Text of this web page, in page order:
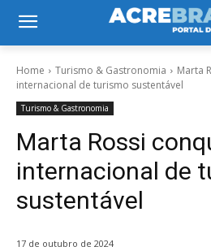
Home Turismo & Gastronomia
Marta
internacional de turismo sustentável
Turismo & Gastronomia
Marta Rossi
internacional de
sustentável
17 de outubro de 2024